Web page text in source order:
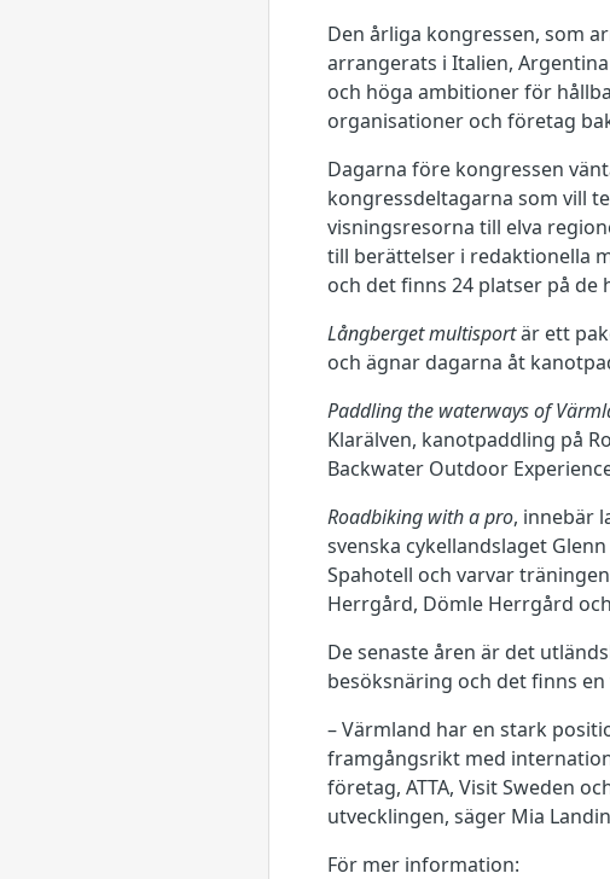
Den årliga kongressen, som
arrangerats i Italien,
och höga ambitioner för
organisationer och företag
Dagarna före kongressen
kongressdeltagarna som vill
visningsresorna till elva
till berättelser i redaktionella
och det finns 24 platser på de
Långberget multisportär ett
och ägnar dagarna åt
Paddling the waterways of
Klarälven, kanotpaddling på
Backwater Outdoor
Roadbiking with a pro, innebär
svenska cykellandslaget
Spahotell och varvar
Herrgård, Dömle Herrgård
De senaste åren är det
besöksnäring och det finns
– Värmland har en stark
framgångsrikt med
företag, ATTA, Visit Sweden
utvecklingen, säger Mia
För mer information: